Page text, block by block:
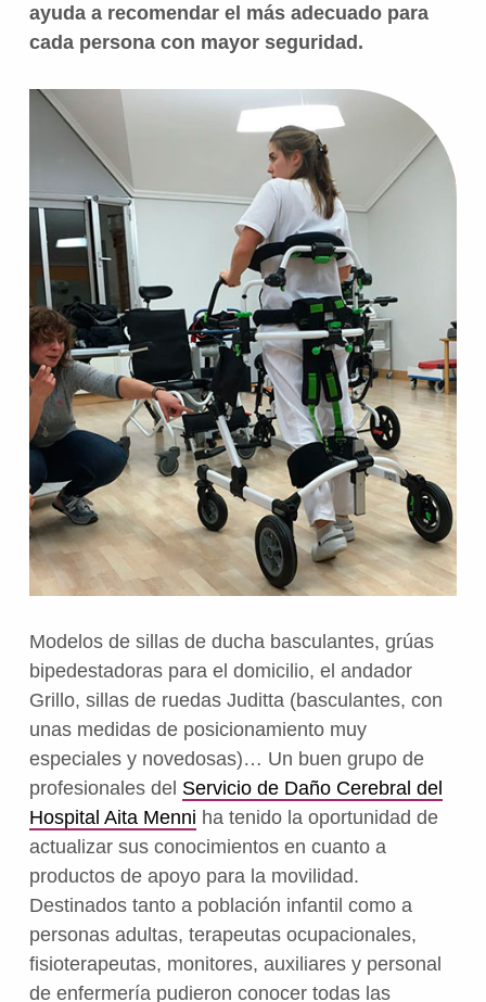
ayuda a recomendar el más adecuado para
cada persona con mayor seguridad.
Modelos de sillas de ducha basculantes, grúas
bipedestadoras para el domicilio, el andador
Grillo, sillas de ruedas Juditta (basculantes, con
unas medidas de posicionamiento muy
especiales y novedosas)… Un buen grupo de
profesionales del Servicio de Daño Cerebral del
Hospital Aita Menni ha tenido la oportunidad de
actualizar sus conocimientos en cuanto a
productos de apoyo para la movilidad.
Destinados tanto a población infantil como a
personas adultas, terapeutas ocupacionales,
fisioterapeutas, monitores, auxiliares y personal
de enfermería pudieron conocer todas las